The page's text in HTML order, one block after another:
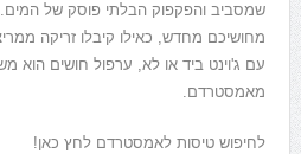
שמסביב והפקפוק הבלתי פוסק של המים.
מחושיכם מחדש, כאילו קיבלו זריקה
עם ג'וינט ביד או לא, ערפול חושים הוא
מאמסטרדם.
לחיפוש טיסות לאמסטרדם לחץ כאן!